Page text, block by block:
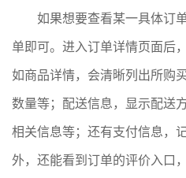
如果想要查看某一具体订
单即可。进入订单详情页面后
如商品详情，会清晰列出所购
数量等；配送信息，显示配送
相关信息等；还有支付信息，
外，还能看到订单的评价入口